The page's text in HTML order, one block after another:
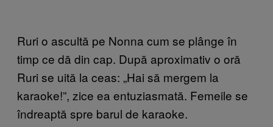
Ruri o ascultă pe Nonna cum se plânge în
timp ce dă din cap. După aproximativ o oră
Ruri se uită la ceas: „Hai să mergem la
karaoke!”, zice ea entuziasmată. Femeile se
îndreaptă spre barul de karaoke.